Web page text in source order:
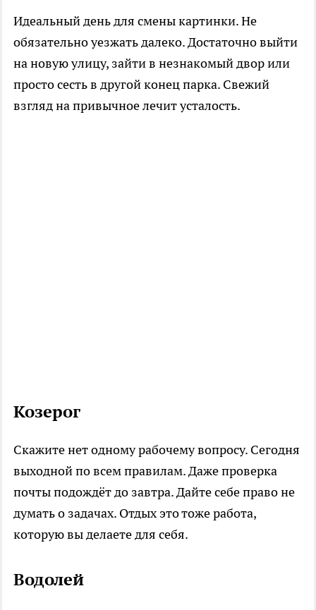
Идеальный день для смены картинки. Не
обязательно уезжать далеко. Достаточно выйти
на новую улицу, зайти в незнакомый двор или
просто сесть в другой конец парка. Свежий
взгляд на привычное лечит усталость.
Козерог
Скажите нет одному рабочему вопросу. Сегодня
выходной по всем правилам. Даже проверка
почты подождёт до завтра. Дайте себе право не
думать о задачах. Отдых это тоже работа,
которую вы делаете для себя.
Водолей